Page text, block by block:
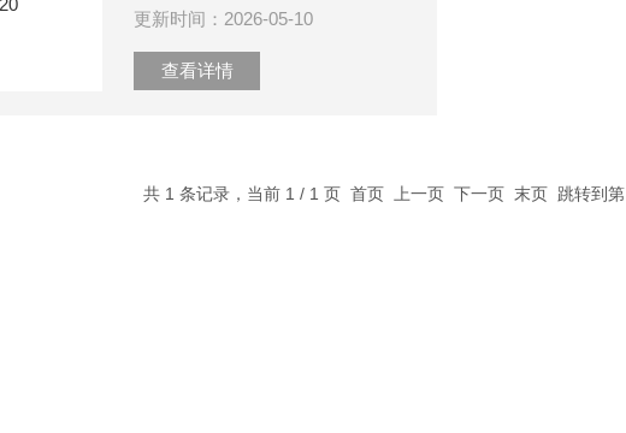
更新时间：2026-05-10
查看详情
共 1 条记录，当前 1 / 1 页 首页 上一页 下一页 末页 跳转到第